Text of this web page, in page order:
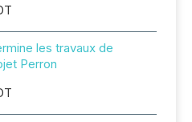
les travaux de
Perron